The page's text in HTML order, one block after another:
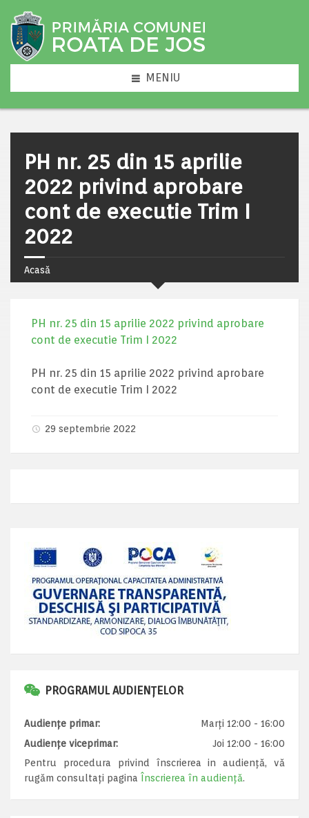
MENIU
PH nr. 25 din 15 aprilie
2022 privind aprobare
cont de executie Trim I
2022
Acasă
PH nr. 25 din 15 aprilie 2022 privind aprobare
cont de executie Trim I 2022
PH nr. 25 din 15 aprilie 2022 privind aprobare
cont de executie Trim I 2022
29 septembrie 2022
PROGRAMUL AUDIENȚELOR
Audiențe primar:
Marți 12:00 - 16:00
Audiențe viceprimar:
Joi 12:00 - 16:00
Pentru procedura privind înscrierea in audiență, vă
rugăm consultați pagina Înscrierea în audiență.